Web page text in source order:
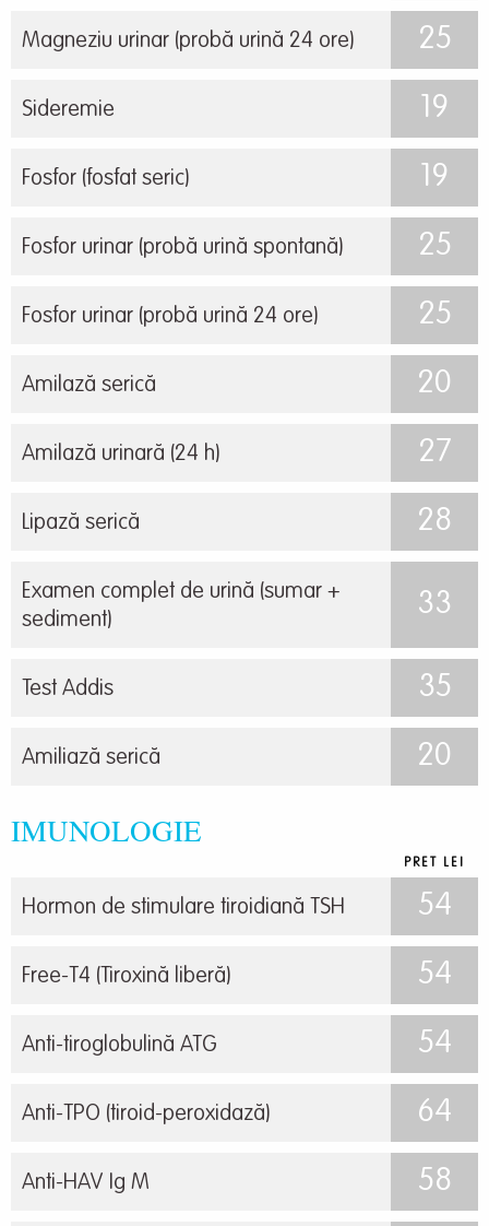
Magneziu urinar (probă urină 24 ore) 25
Sideremie 19
Fosfor (fosfat seric) 19
Fosfor urinar (probă urină spontană) 25
Fosfor urinar (probă urină 24 ore) 25
Amilază serică 20
Amilază urinară (24 h) 27
Lipază serică 28
Examen complet de urină (sumar +
sediment)
33
Test Addis 35
Amiliază serică 20
IMUNOLOGIE
PRET LEI
Hormon de stimulare tiroidiană TSH 54
Free-T4 (Tiroxină liberă) 54
Anti-tiroglobulină ATG 54
Anti-TPO (tiroid-peroxidază) 64
Anti-HAV Ig M 58